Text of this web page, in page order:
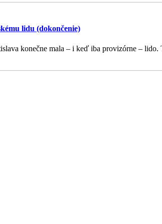
lidu (dokončenie)
konečne mala – i keď iba provizórne –